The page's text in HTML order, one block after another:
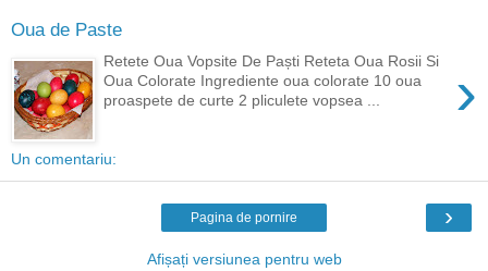
Oua de Paste
›
Retete Oua Vopsite De Paști Reteta Oua Rosii Si
Oua Colorate Ingrediente oua colorate 10 oua
proaspete de curte 2 pliculete vopsea ...
Un comentariu:
›
Pagina de pornire
Afișați versiunea pentru web